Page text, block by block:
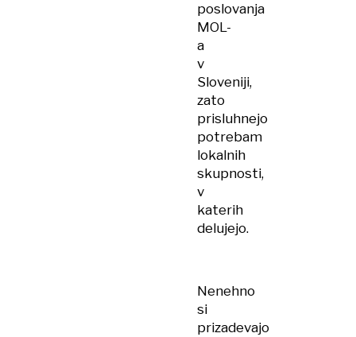
poslovanja
MOL-
a
v
Sloveniji,
zato
prisluhnejo
potrebam
lokalnih
skupnosti,
v
katerih
delujejo.
Nenehno
si
prizadevajo